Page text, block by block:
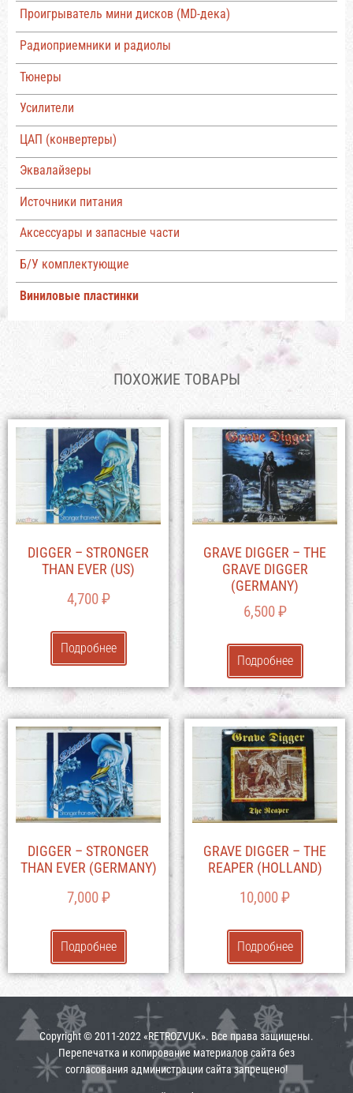
Проигрыватель мини дисков (MD-дека)
Радиоприемники и радиолы
Тюнеры
Усилители
ЦАП (конвертеры)
Эквалайзеры
Источники питания
Аксессуары и запасные части
Б/У комплектующие
Виниловые пластинки
ПОХОЖИЕ ТОВАРЫ
DIGGER – STRONGER
THAN EVER (US)
4,700₽
Подробнее
GRAVE DIGGER – THE
GRAVE DIGGER
(GERMANY)
6,500₽
Подробнее
DIGGER – STRONGER
THAN EVER (GERMANY)
7,000₽
Подробнее
GRAVE DIGGER – THE
REAPER (HOLLAND)
10,000₽
Подробнее
Copyright © 2011-2022 «RETROZVUK». Все права защищены.
Перепечатка и копирование материалов сайта без
согласования администрации сайта запрещено!